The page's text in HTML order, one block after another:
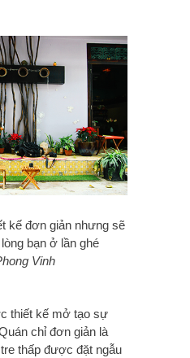
kế đơn giản nhưng sẽ
bạn ở lần ghé
Vinh
thiết kế mở tạo sự
chỉ đơn giản là
thấp được đặt ngẫu